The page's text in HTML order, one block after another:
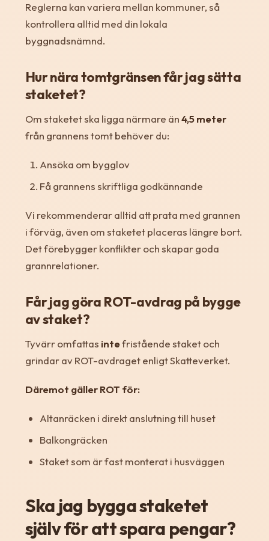
Reglerna kan variera mellan kommuner, så
kontrollera alltid med din lokala
byggnadsnämnd.
Hur nära tomtgränsen får jag sätta
staketet?
Om staketet ska ligga närmare än4,5 meter
från grannens tomt behöver du:
Ansöka om bygglov
Få grannens skriftliga godkännande
Vi rekommenderar alltid att prata med grannen
i förväg, även om staketet placeras längre bort.
Det förebygger konflikter och skapar goda
grannrelationer.
Får jag göra ROT-avdrag på bygge
av staket?
Tyvärr omfattas intefristående staket och
grindar av ROT-avdraget enligt Skatteverket.
Däremot gäller ROT för:
Altanräcken i direkt anslutning till huset
Balkongräcken
Staket som är fast monterat i husväggen
Ska jag bygga staketet
själv för att spara pengar?